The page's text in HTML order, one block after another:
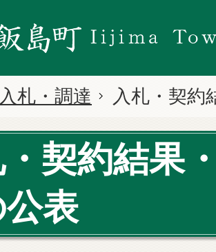
入札・調達 入札・契約
・契約結果
公表